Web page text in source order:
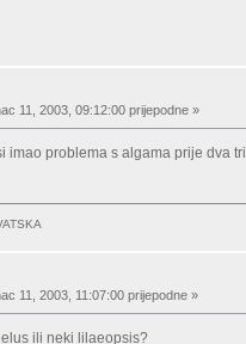
11, 2003, 09:12:00 prijepodne »
imao problema s algama prije dva
11, 2003, 11:07:00 prijepodne »
ili neki lilaeopsis?